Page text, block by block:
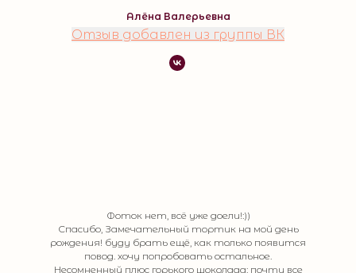
Алёна Валерьевна
Отзыв добавлен из группы ВК
Фоток нет, всё уже доели!:))
Спасибо, Замечательный тортик на мой день
рождения! буду брать ещё, как только появится
повод. хочу попробовать остальное.
Несомненный плюс горького шоколада: почти все